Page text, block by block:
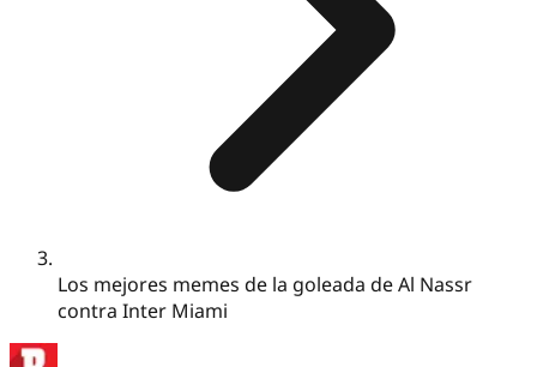
Los mejores memes de la goleada de Al Nassr
contra Inter Miami